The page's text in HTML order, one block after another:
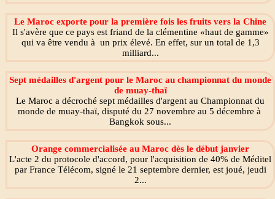
Le Maroc exporte pour la première fois les fruits vers la Chine
Il s'avère que ce pays est friand de la clémentine «haut de gamme»
qui va être vendu à un prix élevé. En effet, sur un total de 1,3
milliard...
Sept médailles d'argent pour le Maroc au championnat du monde
de muay-thaï
Le Maroc a décroché sept médailles d'argent au Championnat du
monde de muay-thaï, disputé du 27 novembre au 5 décembre à
Bangkok sous...
Orange commercialisée au Maroc dès le début janvier
L'acte 2 du protocole d'accord, pour l'acquisition de 40% de Méditel
par France Télécom, signé le 21 septembre dernier, est joué, jeudi
2...